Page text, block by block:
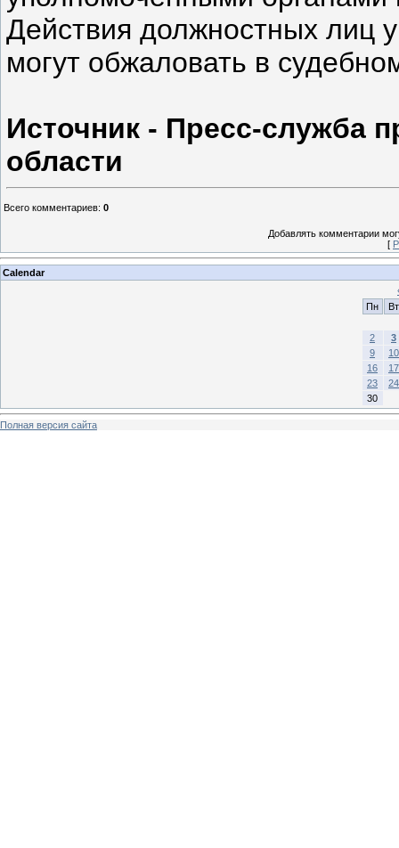
Действия должностных лиц
могут обжаловать в
Источник - Пресс-служба
области
Всего комментариев: 0
Добавлять комментарии
[
Calendar
Пн
Вт
2
3
9
10
16
17
23
24
30
Полная версия сайта